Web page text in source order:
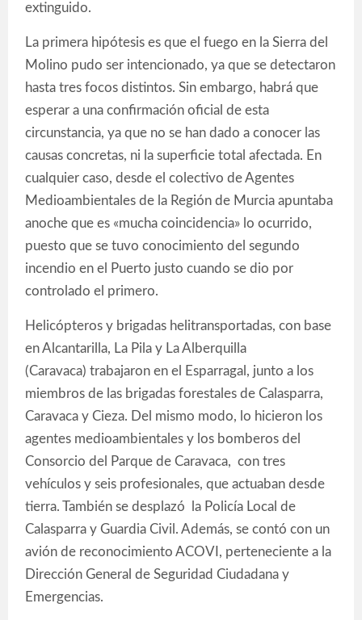
extinguido.
La primera hipótesis es que el fuego en la Sierra del
Molino pudo ser intencionado, ya que se detectaron
hasta tres focos distintos. Sin embargo, habrá que
esperar a una confirmación oficial de esta
circunstancia, ya que no se han dado a conocer las
causas concretas, ni la superficie total afectada. En
cualquier caso, desde el colectivo de Agentes
Medioambientales de la Región de Murcia apuntaba
anoche que es «mucha coincidencia» lo ocurrido,
puesto que se tuvo conocimiento del segundo
incendio en el Puerto justo cuando se dio por
controlado el primero.
Helicópteros y brigadas helitransportadas, con base
en Alcantarilla, La Pila y La Alberquilla
(Caravaca) trabajaron en el Esparragal, junto a los
miembros de las brigadas forestales de Calasparra,
Caravaca y Cieza. Del mismo modo, lo hicieron los
agentes medioambientales y los bomberos del
Consorcio del Parque de Caravaca, con tres
vehículos y seis profesionales, que actuaban desde
tierra. También se desplazó la Policía Local de
Calasparra y Guardia Civil. Además, se contó con un
avión de reconocimiento ACOVI, perteneciente a la
Dirección General de Seguridad Ciudadana y
Emergencias.